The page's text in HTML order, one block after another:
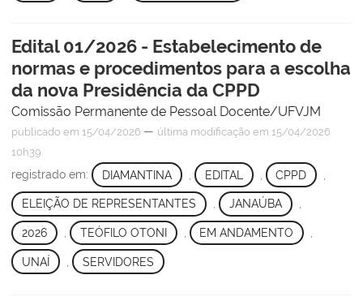
Edital 01/2026 - Estabelecimento de
normas e procedimentos para a escolha
da nova Presidência da CPPD
Comissão Permanente de Pessoal Docente/UFVJM
publicado em 15/04/2026 — última modificação em 15/04/2026
10h39
registrado em: DIAMANTINA EDITAL CPPD
ELEIÇÃO DE REPRESENTANTES , JANAÚBA ,
2026 TEÓFILO OTONI EM ANDAMENTO
UNAÍ SERVIDORES